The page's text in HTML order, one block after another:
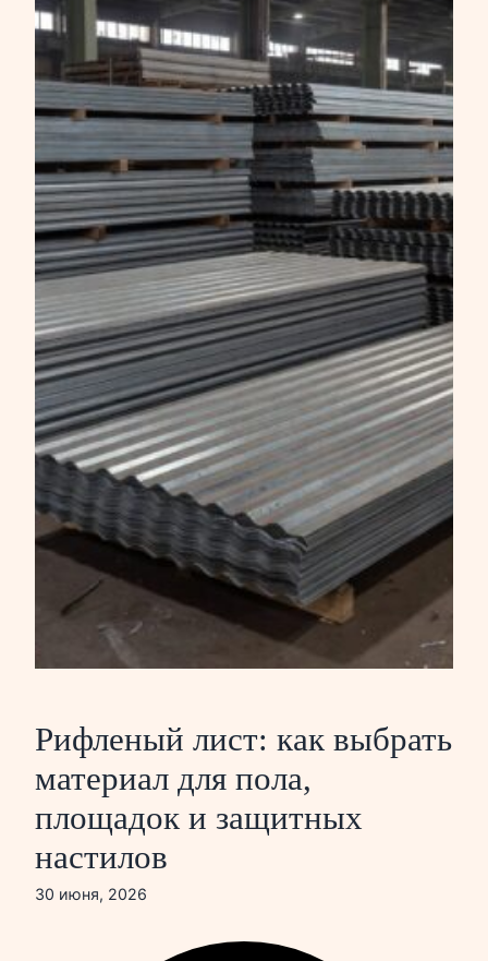
Рифленый лист: как выбрать
материал для пола,
площадок и защитных
настилов
30 июня, 2026